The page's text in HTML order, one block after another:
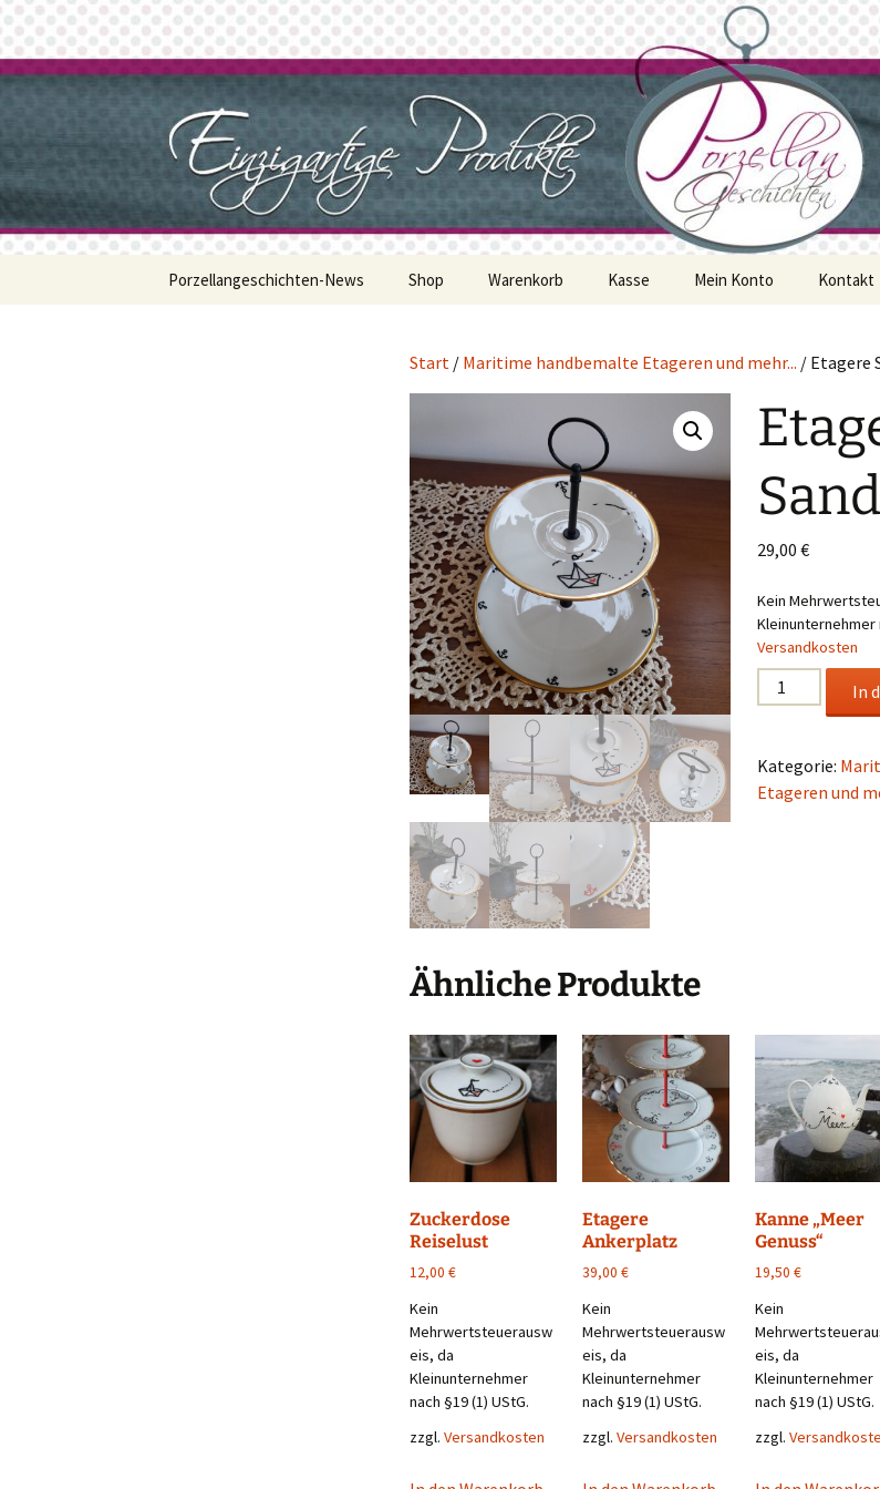
Zum
Inhalt
springen
Porzellangeschichten
Porzellangeschichten-News Shop Warenkorb Kasse Mein Konto Kontakt
Start / Maritime handbemalte Etageren und mehr... / Etagere
29,00€
Kein
Kleinunternehmer
Versandkosten
Etagere
Sandbank
In
Kategorie:
Etageren und
Ähnliche Produkte
Zuckerdose
Reiselust
12,00 €
Kein
Mehrwertsteuerausw
eis, da
Kleinunternehmer
nach §19 (1) UStG.
zzgl. Versandkosten
Etagere
Ankerplatz
39,00€
Kein
Mehrwertsteuerausw
eis, da
Kleinunternehmer
nach §19 (1) UStG.
zzgl.Versandkosten
Kanne „Meer
Genuss“
19,50€
Kein
eis, da
Kleinunternehmer
nach §19 (1) UStG.
zzgl.